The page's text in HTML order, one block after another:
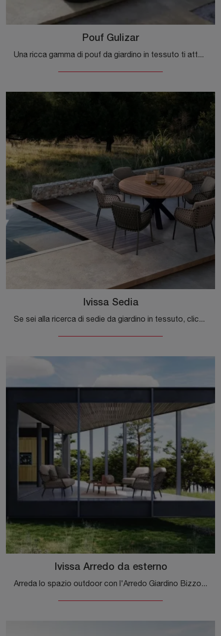
Pouf Gulizar
Una ricca gamma di pouf da giardino in tessuto ti attende nel nostro showroom: clicca e scopri il modello Pouf Gulizar di Bizzotto.
Ivissa Sedia
Se sei alla ricerca di sedie da giardino in tessuto, clicca e scopri di più sul modello Ivissa Sedia del marchio Bizzotto.
Ivissa Arredo da esterno
Arreda lo spazio outdoor con l'Arredo Giardino Bizzotto! Set e divani da giardino in tessuto, come il modello Ivissa Arredo da esterno, ti attendono!